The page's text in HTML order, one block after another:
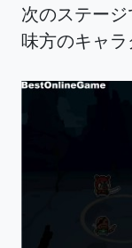
次のステー
味方のキャ